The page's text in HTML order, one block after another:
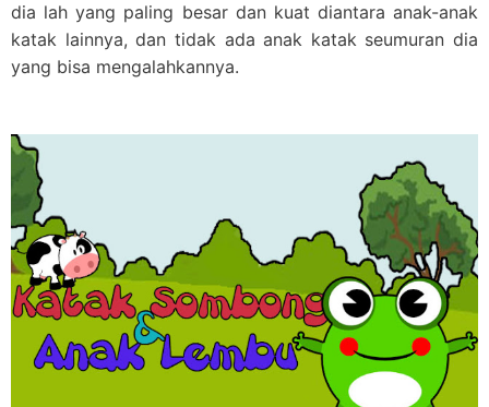
dia lah yang paling besar dan kuat diantara anak-anak
katak lainnya, dan tidak ada anak katak seumuran dia
yang bisa mengalahkannya.